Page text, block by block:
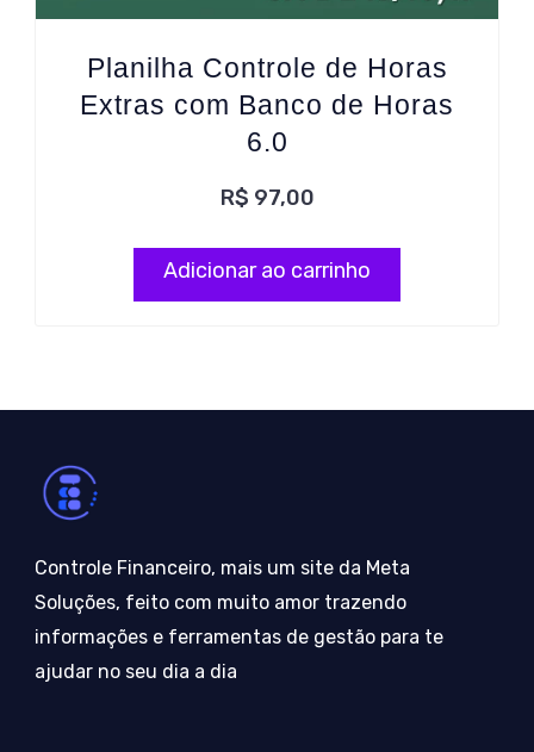
Planilha Controle de Horas
Extras com Banco de Horas
6.0
R$ 97,00
Adicionar ao carrinho
Controle Financeiro, mais um site da Meta
Soluções, feito com muito amor trazendo
informações e ferramentas de gestão para te
ajudar no seu dia a dia